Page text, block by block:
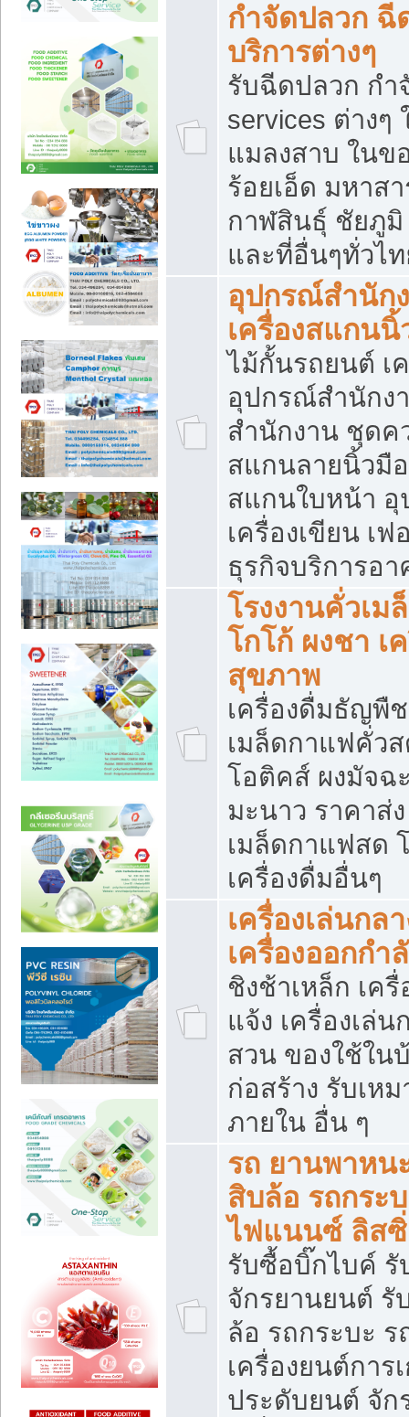
กำจัดปลวก ฉี
บริการต่างๆ
รับฉีดปลวก กำ
services ต่าง
แมลงสาบ ใน
ร้อยเอ็ด มหาส
กาฬสินธุ์ ชัยภู
และที่อื่นๆทั่วไ
อุปกรณ์สำนัก
เครื่องสแกนนิ้
ไม้กั้นรถยนต์ เ
อุปกรณ์สำนักง
สำนักงาน ชุดค
สแกนลายนิ้วมื
สแกนใบหน้า
เครื่องเขียน เ
ธุรกิจบริการอ
โรงงานคั่วเม
โกโก้ ผงชา เ
สุขภาพ
เครื่องดื่มธัญพื
เมล็ดกาแฟคั่ว
โอติคส์ ผงมัจฉ
มะนาว ราคาส่
เมล็ดกาแฟสด
เครื่องดื่มอื่นๆ
เครื่องเล่นกล
เครื่องออกกำ
ชิงช้าเหล็ก เค
แจ้ง เครื่องเล่น
สวน ของใช้ใน
ก่อสร้าง รับเห
ภายใน อื่น ๆ
รถ ยานพาหน
สิบล้อ รถกระ
ไฟแนนซ์ ลิส
รับซื้อบิ๊กไบค์
จักรยานยนต์ รั
ล้อ รถกระบะ
เครื่องยนต์การ
ประดับยนต์ จัก